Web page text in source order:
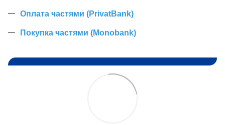
Оплата частями (PrivatBank)
Покупка частями (Monobank)